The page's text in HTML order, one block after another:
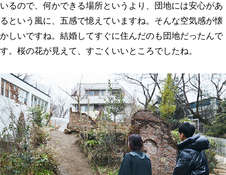
いるので、何かできる場所というより、団地には安心があ
るという風に、五感で憶えていますね。そんな空気感が懐
かしいですね。結婚してすぐに住んだのも団地だったんで
す。桜の花が見えて、すごくいいところでしたね。